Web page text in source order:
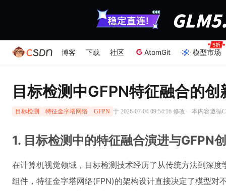
博客 下载 社区 AtomGit 模型市场
目标检测中GFPN特征融合的创
目标检测 特征金字塔网络 GFPN 于 2026-07-04 09:54:16 修改· 本内容遵循
1. 目标检测中的特征融合演进与GFPN
在计算机视觉领域，目标检测技术经历了从传统方法到深
组件，特征金字塔网络(FPN)的架构设计直接决定了模型对